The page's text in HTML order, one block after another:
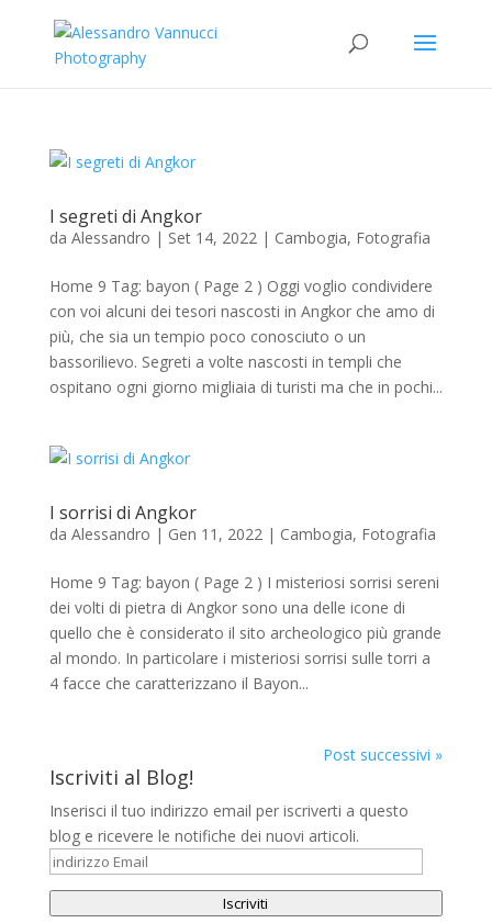
I segreti di Angkor
da Alessandro | Set 14, 2022| Cambogia, Fotografia
Home 9 Tag: bayon ( Page 2 ) Oggi voglio condividere
con voi alcuni dei tesori nascosti in Angkor che amo di
più, che sia un tempio poco conosciuto o un
bassorilievo. Segreti a volte nascosti in templi che
ospitano ogni giorno migliaia di turisti ma che in pochi...
I sorrisi di Angkor
da Alessandro | Gen 11, 2022| Cambogia, Fotografia
Home 9 Tag: bayon ( Page 2 ) I misteriosi sorrisi sereni
dei volti di pietra di Angkor sono una delle icone di
quello che è considerato il sito archeologico più grande
al mondo. In particolare i misteriosi sorrisi sulle torri a
4 facce che caratterizzano il Bayon...
Post successivi »
Iscriviti al Blog!
Inserisci il tuo indirizzo email per iscriverti a questo
blog e ricevere le notifiche dei nuovi articoli.
indirizzo
Email
Iscriviti